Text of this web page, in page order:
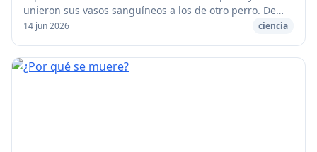
unieron sus vasos sanguíneos a los de otro perro. De
manera que esas dos cabezas sólo tenían un...
14 jun 2026 ciencia